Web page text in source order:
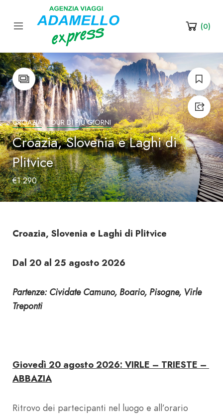
(0)
CROAZIA TOUR DI PIÙ GIORNI
Croazia, Slovenia e Laghi di
Plitvice
€1.290
Croazia, Slovenia e Laghi di Plitvice
Dal 20 al 25 agosto 2026
Partenze: Cividate Camuno, Boario, Pisogne, Virle
Treponti
Giovedì 20 agosto 2026: VIRLE – TRIESTE –
ABBAZIA
Ritrovo dei partecipanti nel luogo e all’orario